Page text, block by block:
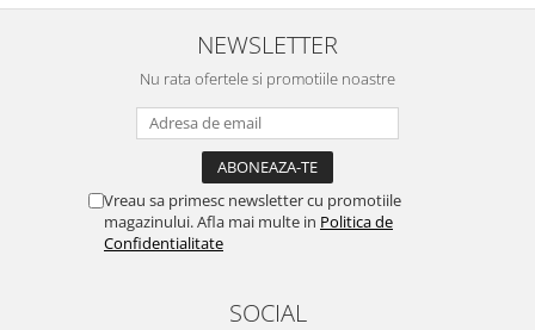
NEWSLETTER
Nu rata ofertele si promotiile noastre
Vreau sa primesc newsletter cu promotiile
magazinului. Afla mai multe in Politica de
Confidentialitate
SOCIAL